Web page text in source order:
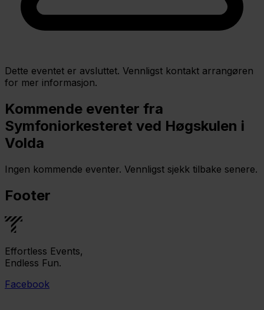
Dette eventet er avsluttet. Vennligst kontakt arrangøren
for mer informasjon.
Kommende eventer fra
Symfoniorkesteret ved Høgskulen i
Volda
Ingen kommende eventer. Vennligst sjekk tilbake senere.
Footer
Effortless Events,
Endless Fun.
Facebook